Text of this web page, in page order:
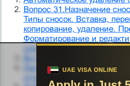
Вопрос 31.Назначение
Типы сносок. Вставка,
копирование, удаление.
Форматирование и
сносок.
Деструктивные